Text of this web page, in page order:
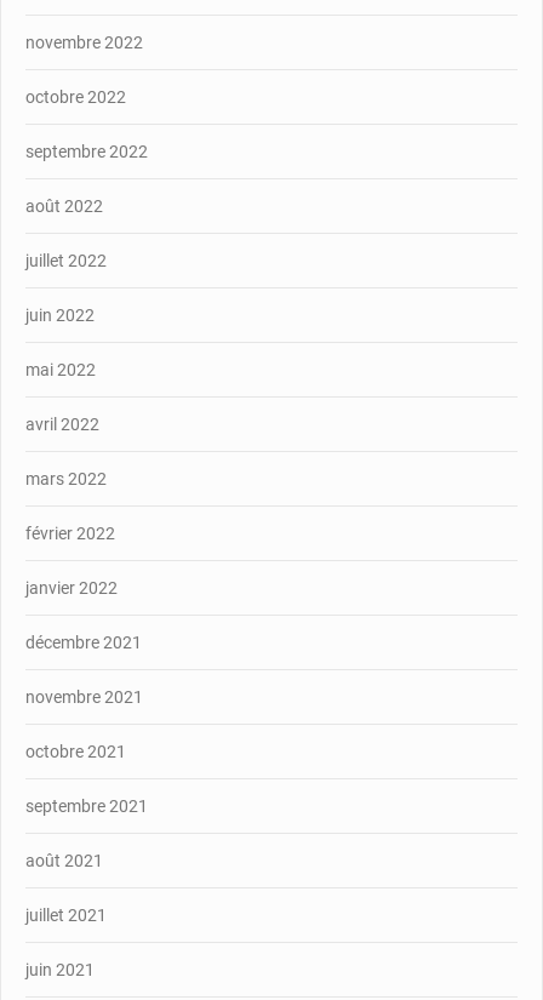
novembre 2022
octobre 2022
septembre 2022
août 2022
juillet 2022
juin 2022
mai 2022
avril 2022
mars 2022
février 2022
janvier 2022
décembre 2021
novembre 2021
octobre 2021
septembre 2021
août 2021
juillet 2021
juin 2021